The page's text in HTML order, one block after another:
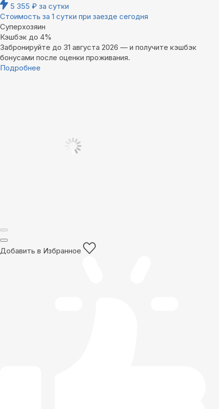
5 355 ₽ за сутки
Стоимость за 1 сутки при заезде сегодня
Суперхозяин
Кэшбэк до 4%
Забронируйте до 31 августа 2026 — и получите кэшбэк
бонусами после оценки проживания.
Подробнее
Добавить в Избранное